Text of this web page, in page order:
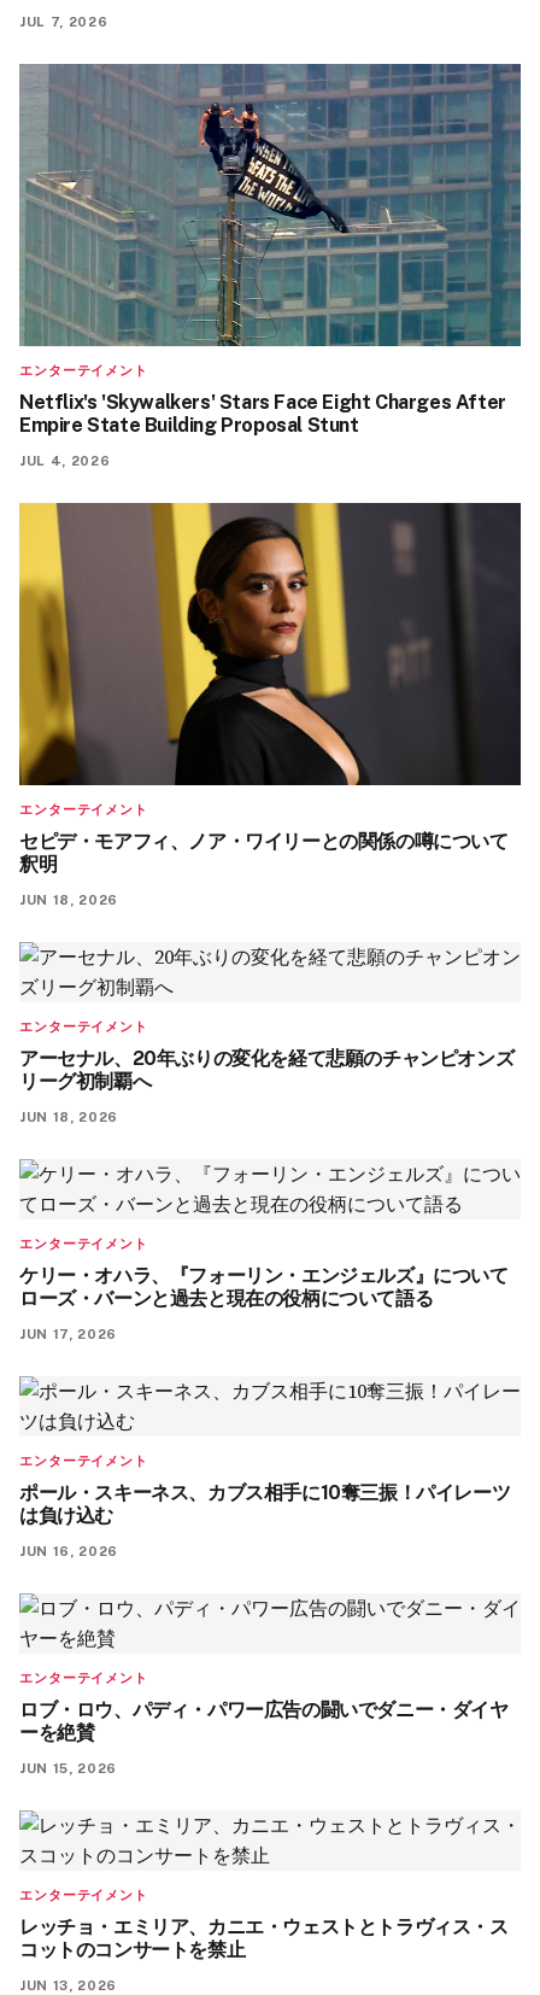
JUL 7, 2026
エンターテイメント
Netflix's 'Skywalkers' Stars Face Eight Charges After
Empire State Building Proposal Stunt
JUL 4, 2026
エンターテイメント
セピデ・モアフィ、ノア・ワイリーとの関係の噂について
釈明
JUN 18, 2026
エンターテイメント
アーセナル、20年ぶりの変化を経て悲願のチャンピオンズ
リーグ初制覇へ
JUN 18, 2026
エンターテイメント
ケリー・オハラ、『フォーリン・エンジェルズ』について
ローズ・バーンと過去と現在の役柄について語る
JUN 17, 2026
エンターテイメント
ポール・スキーネス、カブス相手に10奪三振！パイレーツ
は負け込む
JUN 16, 2026
エンターテイメント
ロブ・ロウ、パディ・パワー広告の闘いでダニー・ダイヤ
ーを絶賛
JUN 15, 2026
エンターテイメント
レッチョ・エミリア、カニエ・ウェストとトラヴィス・ス
コットのコンサートを禁止
JUN 13, 2026